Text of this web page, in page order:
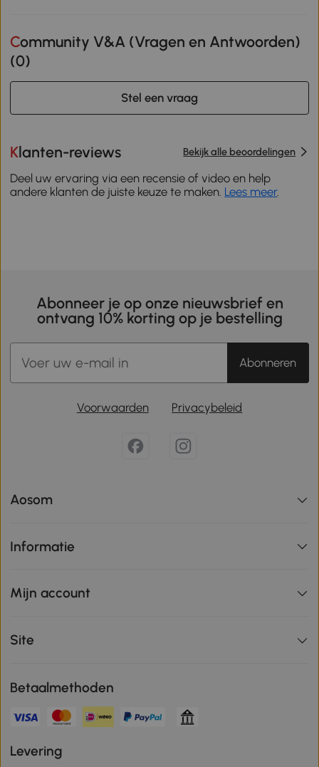
Community V&A (Vragen en Antwoorden)
(0)
Stel een vraag
Klanten-reviews Bekijk alle beoordelingen
Deel uw ervaring via een recensie of video en help
andere klanten de juiste keuze te maken. Lees meer.
Abonneer je op onze nieuwsbrief en
ontvang 10% korting op je bestelling
Abonneren
Voorwaarden Privacybeleid
Aosom
Informatie
Mijn account
Site
Betaalmethoden
Levering